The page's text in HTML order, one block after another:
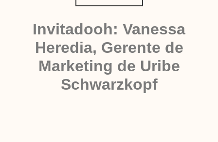
Invitadooh: Vanessa
Heredia, Gerente de
Marketing de Uribe
Schwarzkopf